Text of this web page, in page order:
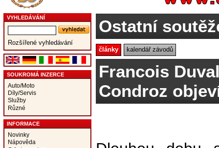
VYHLEDÁVÁNÍ
Rozšířené vyhledávání
SOUKROMÁ INZERCE
Auto/Moto
Díly/Servis
Služby
Různé
INFORMACE
Novinky
Nápověda
Ostatní
články kalendář závodů
Francois
Condroz